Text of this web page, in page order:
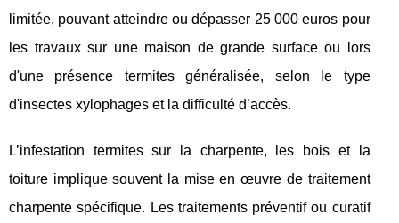
limitée, pouvant atteindre ou dépasser 25 000 euros pour
les travaux sur une maison de grande surface ou lors
d'une présence termites généralisée, selon le type
d'insectes xylophages et la difficulté d’accès.
L’infestation termites sur la charpente, les bois et la
toiture implique souvent la mise en œuvre de traitement
charpente spécifique. Les traitements préventif ou curatif